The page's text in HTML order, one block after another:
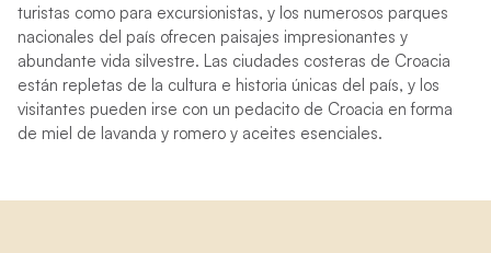
turistas como para excursionistas, y los numerosos parques
nacionales del país ofrecen paisajes impresionantes y
abundante vida silvestre. Las ciudades costeras de Croacia
están repletas de la cultura e historia únicas del país, y los
visitantes pueden irse con un pedacito de Croacia en forma
de miel de lavanda y romero y aceites esenciales.